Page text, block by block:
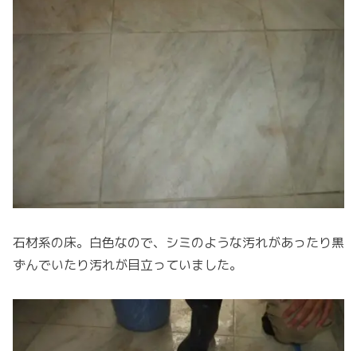
石材系の床。白色なので、シミのような汚れがあったり黒
ずんでいたり汚れが目立っていました。